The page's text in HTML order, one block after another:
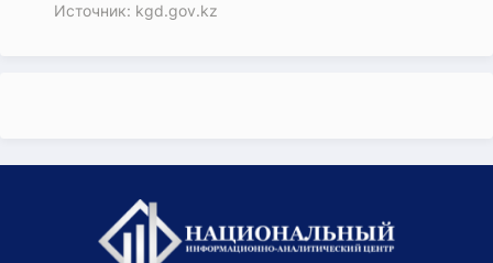
Источник: kgd.gov.kz